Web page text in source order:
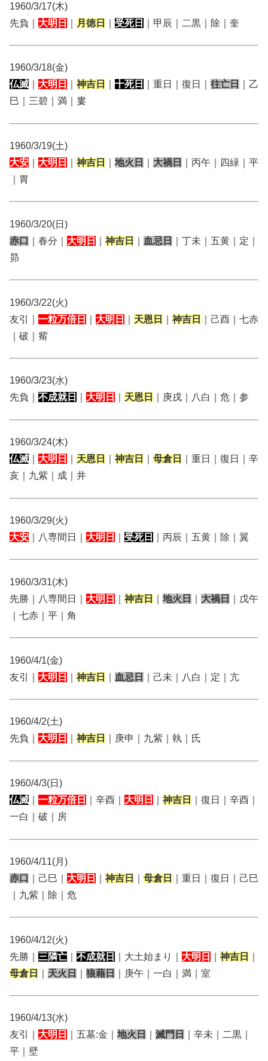
1960/3/17(木)
先負｜ 大明日 月徳日 受死日 ｜甲辰｜二黒｜除｜奎
1960/3/18(金)
仏滅
大明日 神吉日 十死日 ｜重日｜復日｜ 往亡日
｜乙
巳｜三碧｜満｜婁
1960/3/19(土)
大安
大明日 神吉日 地火日 大禍日
｜丙午｜四緑｜平
｜胃
1960/3/20(日)
赤口
｜春分｜ 大明日 神吉日 血忌日
｜丁未｜五黄｜定｜
昴
1960/3/22(火)
友引｜ 一粒万倍日 大明日 天恩日 神吉日
｜己酉｜七赤
｜破｜觜
1960/3/23(水)
先負｜ 不成就日 大明日 天恩日 ｜庚戌｜八白｜危｜参
1960/3/24(木)
仏滅
大明日 天恩日 神吉日 母倉日
｜重日｜復日｜辛
亥｜九紫｜成｜井
1960/3/29(火)
大安 ｜八専間日｜ 大明日 受死日 ｜丙辰｜五黄｜除｜翼
1960/3/31(木)
先勝｜八専間日｜ 大明日 神吉日 地火日 大禍日
｜戊午
｜七赤｜平｜角
1960/4/1(金)
友引｜ 大明日 神吉日 血忌日 ｜己未｜八白｜定｜亢
1960/4/2(土)
先負｜ 大明日 神吉日 ｜庚申｜九紫｜執｜氏
1960/4/3(日)
仏滅
一粒万倍日 ｜辛酉｜ 大明日 神吉日
｜復日｜辛酉｜
一白｜破｜房
1960/4/11(月)
赤口
｜己巳｜ 大明日 神吉日 母倉日
｜重日｜復日｜己巳
｜九紫｜除｜危
1960/4/12(火)
先勝｜ 三隣亡 不成就日 ｜大土始まり｜ 大明日 神吉日
母倉日
天火日 狼藉日 ｜庚午｜一白｜満｜室
1960/4/13(水)
友引｜ 大明日 ｜五墓:金｜ 地火日 滅門日
｜辛未｜二黒｜
平｜壁